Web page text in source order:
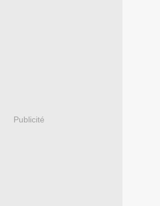
Publicité